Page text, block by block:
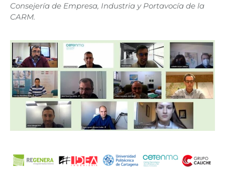
Consejería de Empresa, Industria y Portavocía de la
CARM.